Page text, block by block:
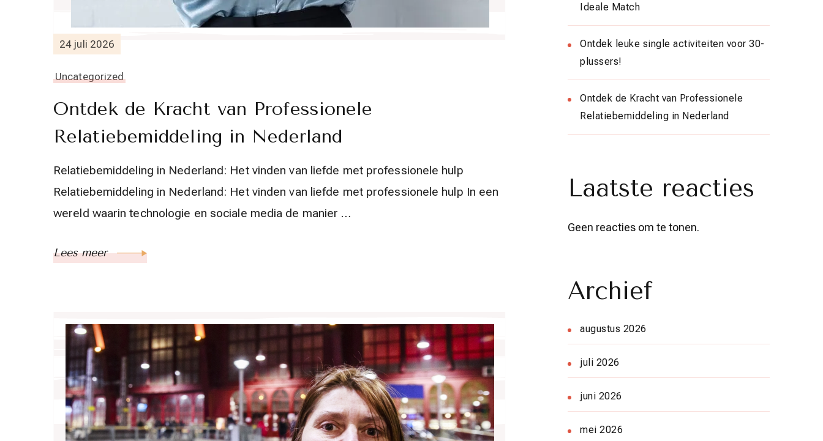
24 juli 2026
Uncategorized
Ontdek de Kracht van Professionele
Relatiebemiddeling in Nederland
Relatiebemiddeling in Nederland: Het vinden van liefde met professionele hulp
Relatiebemiddeling in Nederland: Het vinden van liefde met professionele hulp In een
wereld waarin technologie en sociale media de manier …
Lees meer
Ideale Match
Ontdek leuke single activiteiten voor 30-
plussers!
Ontdek de Kracht van Professionele
Relatiebemiddeling in Nederland
Laatste reacties
Geen reacties om te tonen.
Archief
augustus 2026
juli 2026
juni 2026
mei 2026